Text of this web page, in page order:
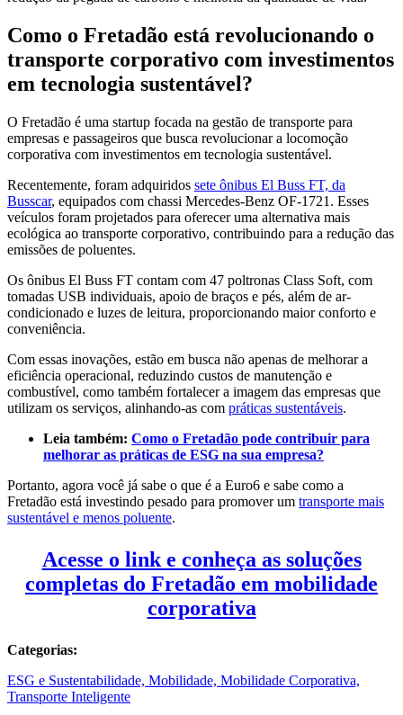
Como o Fretadão está revolucionando o
transporte corporativo com investimentos
em tecnologia sustentável?
O Fretadão é uma startup focada na gestão de transporte para
empresas e passageiros que busca revolucionar a locomoção
corporativa com investimentos em tecnologia sustentável.
Recentemente, foram adquiridos sete ônibus El Buss FT, da
Busscar, equipados com chassi Mercedes-Benz OF-1721. Esses
veículos foram projetados para oferecer uma alternativa mais
ecológica ao transporte corporativo, contribuindo para a redução das
emissões de poluentes.
Os ônibus El Buss FT contam com 47 poltronas Class Soft, com
tomadas USB individuais, apoio de braços e pés, além de ar-
condicionado e luzes de leitura, proporcionando maior conforto e
conveniência.
Com essas inovações, estão em busca não apenas de melhorar a
eficiência operacional, reduzindo custos de manutenção e
combustível, como também fortalecer a imagem das empresas que
utilizam os serviços, alinhando-as com práticas sustentáveis.
Leia também: Como o Fretadão pode contribuir para
melhorar as práticas de ESG na sua empresa?
Portanto, agora você já sabe o que é a Euro6 e sabe como a
Fretadão está investindo pesado para promover um transporte mais
sustentável e menos poluente.
Acesse o link e conheça as soluções
completas do Fretadão em mobilidade
corporativa
Categorias:
ESG e Sustentabilidade, Mobilidade, Mobilidade Corporativa,
Transporte Inteligente